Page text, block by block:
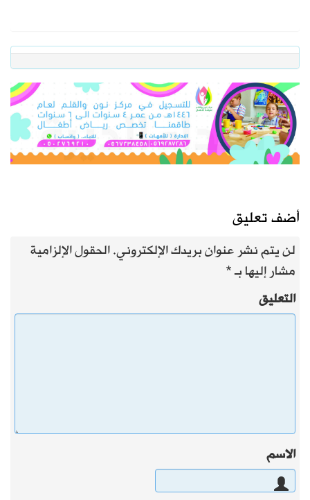
أضف تعليق
لن يتم نشر عنوان بريدك الإلكتروني.الحقول الإلزامية
مشار إليها بـ*
التعليق
الاسم